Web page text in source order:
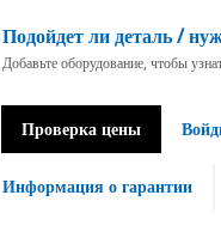
Подойдет ли деталь /
Добавьте оборудование, чтобы
Проверка цены
Информация о гарантии